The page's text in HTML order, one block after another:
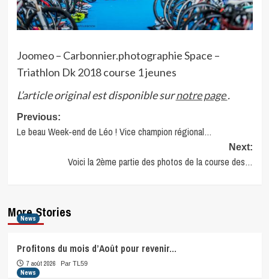
Joomeo – Carbonnier.photographie Space –
Triathlon Dk 2018 course 1 jeunes
L’article original est disponible surnotre page.
Post
navigation
Previous:
Le beau Week-end de Léo ! Vice champion régional…
Next:
Voici la 2ème partie des photos de la course des…
More Stories
News
Profitons du mois d’Août pour revenir…
7 août 2026 Par TL59
News